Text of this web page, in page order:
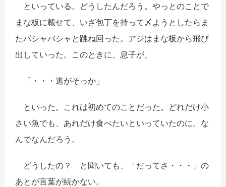
といっている。どうしたんだろう。やっとのことで
まな板に載せて、いざ包丁を持って〆ようとしたらま
たバシャバシャと跳ね回った。アジはまな板から飛び
出していった。このときに、息子が、
「・・・逃がそっか」
といった。これは初めてのことだった。どれだけ小
さい魚でも、あれだけ食べたいといっていたのに。な
んでなんだろう。
どうしたの？ と聞いても、「だってさ・・・」の
あとが言葉が続かない。